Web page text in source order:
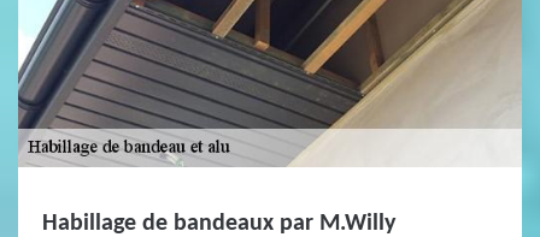
Habillage de bandeaux par M.Willy